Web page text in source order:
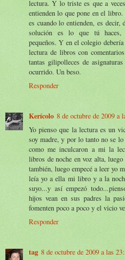
lectura. Y lo triste es que a
entienden lo que pone en el
es cuando lo entienden, es
solución es lo que tú haces,
pequeños. Y en el colegio
lectura de libros con
tantas gilipolleces de
ocurrido. Un beso.
Responder
Kerícolo 8 de octubre de 2009 a
Yo pienso que la lectura es un
soy madre, y por lo tanto no se
como me inculcaron a mi la
libros de noche en voz alta,
también, luego empecé a leer yo
leía yo a ella mi libro y a la
suyo...y así empezó
hijos vean en sus padres la
fomenten poco a poco y el vicio
Responder
tag 8 de octubre de 2009 a las